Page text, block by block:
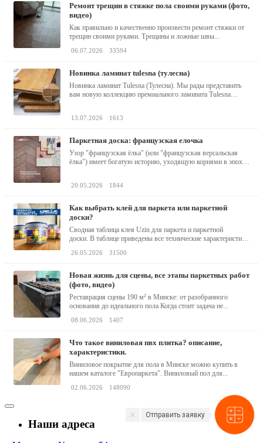
ремонт трещин в стяжке пола своими руками (фото,
видео)
Как правильно и качественно произвести ремонт стяжки от
трещин своими руками. Трещины и ложные швы...
06.07.2026 33594
новинка ламинат tulesna (тулесна)
Новинка ламинат Tulesna (Тулесна). Мы рады представить
вам новую коллекцию премиального ламината Tulesna
13.07.2026 1613
паркетная доска: французская елочка
Узор "французская ёлка" (или "французская версальская
ёлка") имеет богатую историю, уходящую корнями в эпоху
20.05.2026 1844
как выбрать клей для паркета или паркетной
доски?
Сводная таблица клея Uzin для паркета и паркетной
доски. В таблице приведены все технические характеристики
26.05.2026 31500
новая жизнь для сцены, все этапы паркетных работ
(фото, видео)
Реставрация сцены 190 м² в Минске: от разобранного
основания до идеального пола Когда стоит задача не...
08.06.2026 1407
что такое виниловая пвх плитка? описание,
характеристики.
Виниловое покрытие для пола в Минске можно купить в
нашем каталоге "Европаркета". Виниловый пол для...
02.06.2026 148090
Наши адреса
Отправить заявку